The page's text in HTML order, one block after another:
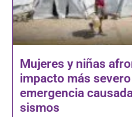
Mujeres y niñas
impacto más
emergencia
sismos